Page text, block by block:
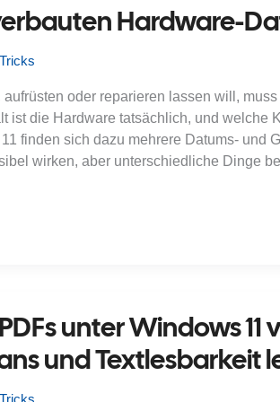
Hardware-
oder reparieren lassen will,
ist die Hardware tatsächlich, und welche
finden sich dazu mehrere Datums- und
wirken, aber unterschiedliche Dinge
unter Windows 11
und Textlesbarkeit